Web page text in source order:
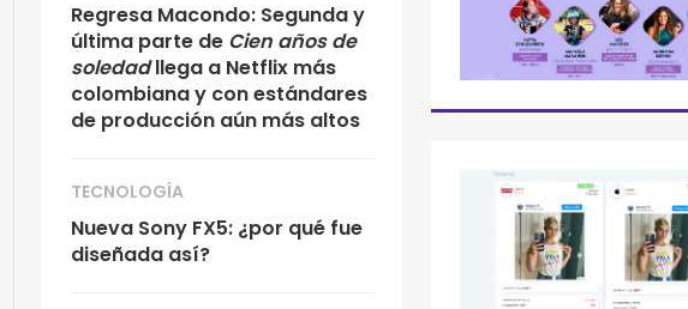
Regresa Macondo: Segunda y
última parte de Cien años de
soledadllega a Netflix más
colombiana y con estándares
de producción aún más altos
TECNOLOGÍA
Nueva Sony FX5: ¿por qué fue
diseñada así?